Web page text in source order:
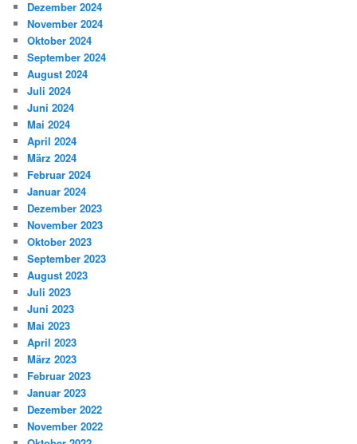
Dezember 2024
November 2024
Oktober 2024
September 2024
August 2024
Juli 2024
Juni 2024
Mai 2024
April 2024
März 2024
Februar 2024
Januar 2024
Dezember 2023
November 2023
Oktober 2023
September 2023
August 2023
Juli 2023
Juni 2023
Mai 2023
April 2023
März 2023
Februar 2023
Januar 2023
Dezember 2022
November 2022